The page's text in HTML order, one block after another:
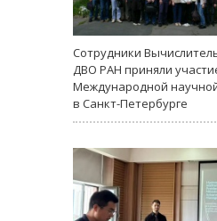
Сотрудники
ДВО РАН приняли
Международной
в Санкт-Петербурге